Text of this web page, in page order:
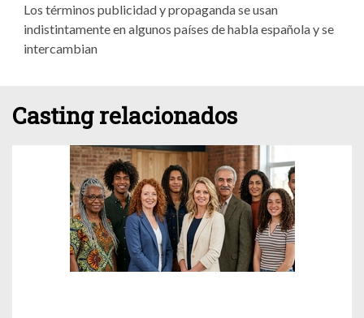
Los términos publicidad y propaganda se usan
indistintamente en algunos países de habla española y se
intercambian
Casting relacionados